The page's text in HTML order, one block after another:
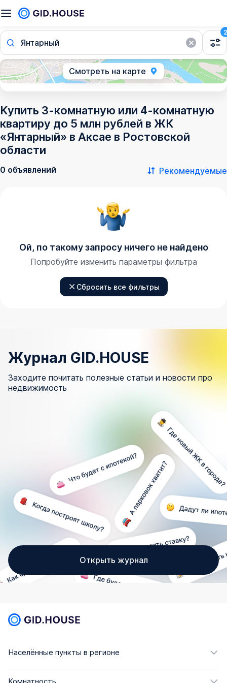
Янтарный
2
Смотреть на карте
Купить 3-комнатную или 4-комнатную
квартиру до 5 млн рублей в ЖК
«Янтарный» в Аксае в Ростовской
области
0 объявлений Рекомендуемые
Ой, по такому запросу ничего не найдено
Попробуйте изменить параметры фильтра
Сбросить все фильтры
Журнал GID.HOUSE
Заходите почитать полезные статьи и новости про
недвижимость
Открыть журнал
Населённые пункты в регионе